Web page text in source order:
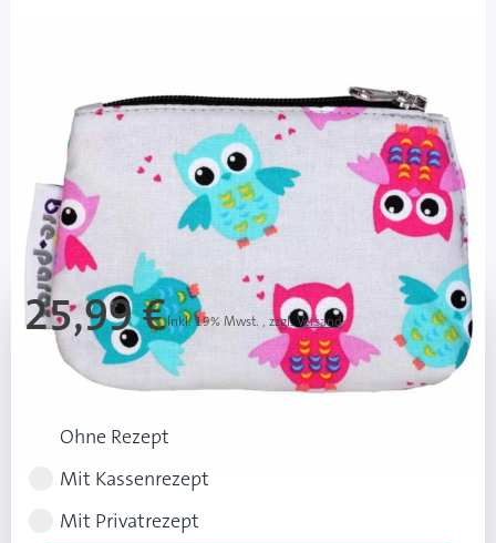
Pumpen / 1 Stück
PZN: 13915505 / Diashop.de Kat.-Nr.
Lieferzeit 3-7 Werktage
Mehr über das Produkt
25,99 €Inkl. 19% Mwst. , zzgl.Versand
UVP: 28,00 € (2,01 € Ersparnis ggü. UVP)
Rezeptart wählen
Ohne Rezept
Mit Kassenrezept
Mit Privatrezept